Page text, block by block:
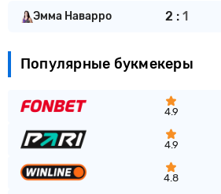
Эмма Наварро 2 : 1
Популярные букмекеры
4.9
4.9
4.8